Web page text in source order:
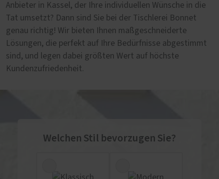
Anbieter in Kassel, der Ihre individuellen Wünsche in die
Tat umsetzt? Dann sind Sie bei der Tischlerei Bonnet
genau richtig! Wir bieten Ihnen maßgeschneiderte
Lösungen, die perfekt auf Ihre Bedürfnisse abgestimmt
sind, und legen dabei größten Wert auf höchste
Kundenzufriedenheit.
Welchen Stil bevorzugen Sie?